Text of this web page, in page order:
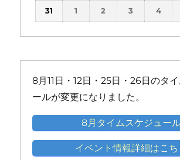
ン
ト)
ン
ト)
ン
ト)
ン
ト)
イ
ン
イ
ン
イ
ン
イ
ン
ト)
ト)
ト)
31 1 2 3 4
8月11日・12日・25日・26日のタ
ールが変更になりました。
8月タイムスケジュー
イベント情報詳細はこち